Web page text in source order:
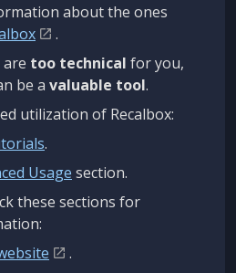
about the ones
.
are too technical for you,
be a valuable tool.
utilization of Recalbox:
.
Usage section.
these sections for
.